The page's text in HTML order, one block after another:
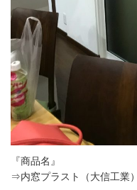
『商品名』
⇒内窓プラスト（大信工業）